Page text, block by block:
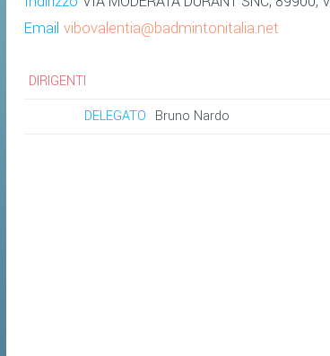
Email vibovalentia@badmintonitalia.net
DIRIGENTI
DELEGATO Bruno Nardo